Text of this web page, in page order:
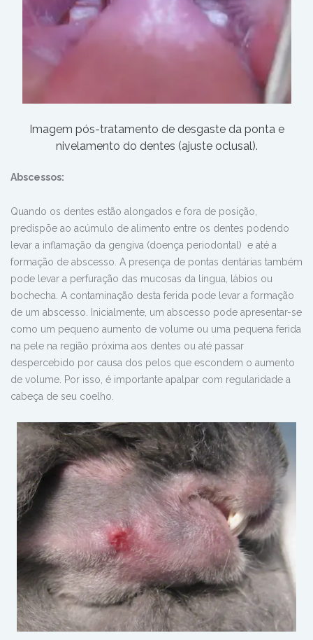
Imagem pós-tratamento de desgaste da ponta e
nivelamento do dentes (ajuste oclusal).
Abscessos:
Quando os dentes estão alongados e fora de posição,
predispõe ao acúmulo de alimento entre os dentes podendo
levar a inflamação da gengiva (doença periodontal) e até a
formação de abscesso. A presença de pontas dentárias também
pode levar a perfuração das mucosas da língua, lábios ou
bochecha. A contaminação desta ferida pode levar a formação
de um abscesso. Inicialmente, um abscesso pode apresentar-se
como um pequeno aumento de volume ou uma pequena ferida
na pele na região próxima aos dentes ou até passar
despercebido por causa dos pelos que escondem o aumento
de volume. Por isso, é importante apalpar com regularidade a
cabeça de seu coelho.